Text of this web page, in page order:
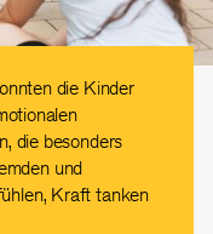
die Kinder
die besonders
und
Kraft tanken